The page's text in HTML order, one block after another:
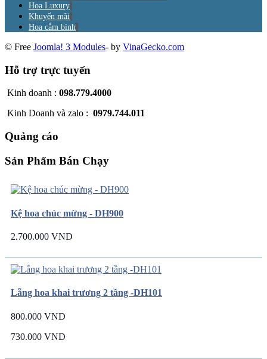
Hoa Luxury
Khuyến mãi
Hoa cắm bình
© Free Joomla! 3 Modules- by VinaGecko.com
Hỗ trợ trực tuyến
Kinh doanh : 098.779.4000
Kinh Doanh và zalo : 0979.744.011
Quảng cáo
Sản Phẩm Bán Chạy
Kệ hoa chúc mừng - DH900
2.700.000 VND
Lẵng hoa khai trương 2 tầng -DH101
800.000 VND
730.000 VND